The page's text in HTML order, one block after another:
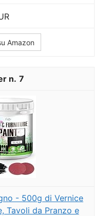
Amazon
7
- 500g di Vernice
Tavoli da Pranzo e